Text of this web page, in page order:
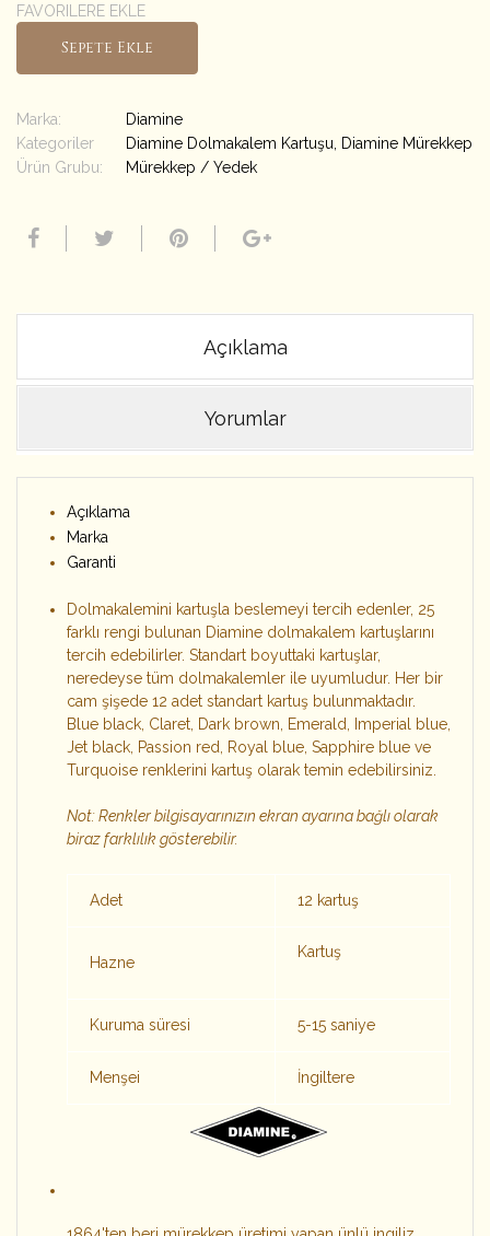
FAVORILERE EKLE
Sepete Ekle
Marka:
Diamine
Kategoriler
Diamine Dolmakalem Kartuşu
Diamine Mürekkep
Ürün Grubu:
Mürekkep / Yedek
Açıklama
Yorumlar
Açıklama
Marka
Garanti
Dolmakalemini kartuşla beslemeyi tercih edenler, 25
farklı rengi bulunan Diamine dolmakalem kartuşlarını
tercih edebilirler. Standart boyuttaki kartuşlar,
neredeyse tüm dolmakalemler ile uyumludur. Her bir
cam şişede 12 adet standart kartuş bulunmaktadır.
Blue black, Claret, Dark brown, Emerald, Imperial blue,
Jet black, Passion red, Royal blue, Sapphire blue ve
Turquoise renklerini kartuş olarak temin edebilirsiniz.
Not: Renkler bilgisayarınızın ekran ayarına bağlı olarak
biraz farklılık gösterebilir.
Adet 12 kartuş
Hazne
Kartuş
Kuruma süresi 5-15 saniye
Menşei İngiltere